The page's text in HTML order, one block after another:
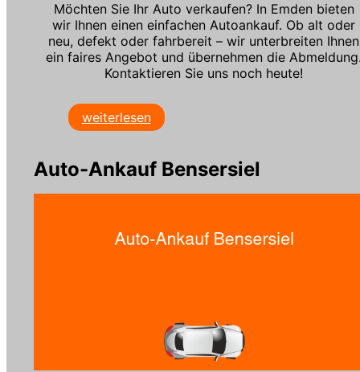
Möchten Sie Ihr Auto verkaufen? In Emden bieten
wir Ihnen einen einfachen Autoankauf. Ob alt oder
neu, defekt oder fahrbereit – wir unterbreiten Ihnen
ein faires Angebot und übernehmen die
Kontaktieren Sie uns noch heute!
weiterlesen
Auto-Ankauf Bensersiel